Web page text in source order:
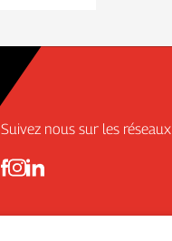
Suivez nous sur les réseaux